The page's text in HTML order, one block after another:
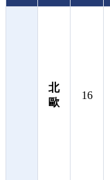
北
歐
16